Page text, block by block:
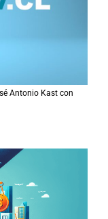
Antonio Kast con